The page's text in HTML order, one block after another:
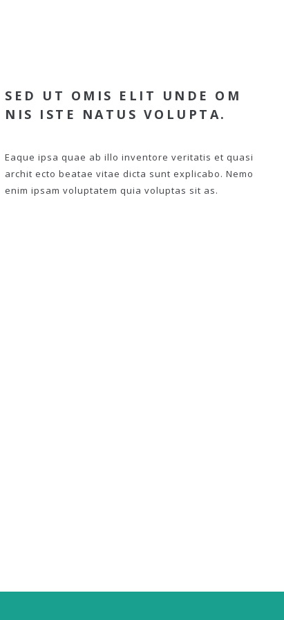
SED UT OMIS ELIT UNDE OM
NIS ISTE NATUS VOLUPTA.
Eaque ipsa quae ab illo inventore veritatis et quasi
archit ecto beatae vitae dicta sunt explicabo. Nemo
enim ipsam voluptatem quia voluptas sit as.